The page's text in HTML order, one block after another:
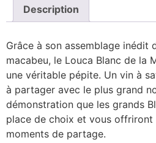
Description
Grâce à son assemblage inédit
macabeu, le Louca Blanc de la
une véritable pépite. Un vin à
à partager avec le plus grand
démonstration que les grands
place de choix et vous offriront
moments de partage.